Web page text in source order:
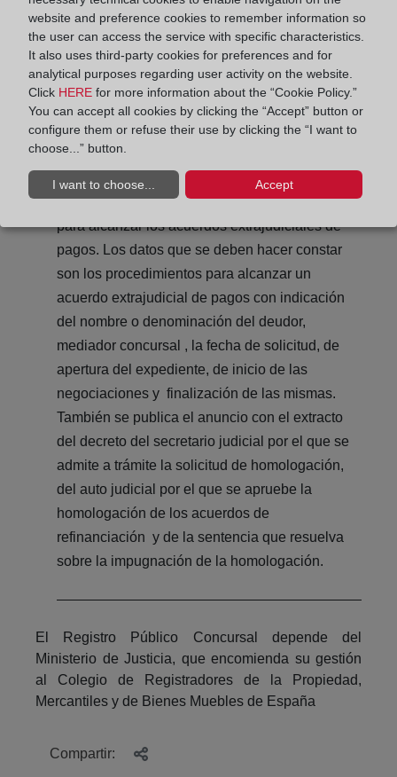
información ha de hacerse por parte de los
registradores por procedimientos telemáticos
con firma electrónica.
Acuerdos extrajudiciales
contiene la información precisa sobre la
iniciación y finalización de los procedimientos
para alcanzar los acuerdos extrajudiciales de
pagos. Los datos que se deben hacer constar
son los procedimientos para alcanzar un
acuerdo extrajudicial de pagos con indicación
del nombre o denominación del deudor,
mediador concursal , la fecha de solicitud, de
apertura del expediente, de inicio de las
negociaciones y finalización de las mismas.
También se publica el anuncio con el extracto
del decreto del secretario judicial por el que se
admite a trámite la solicitud de homologación,
del auto judicial por el que se apruebe la
homologación de los acuerdos de
refinanciación y de la sentencia que resuelva
sobre la impugnación de la homologación.
El Registro Público Concursal depende del
Ministerio de Justicia, que encomienda su gestión
al Colegio de Registradores de la Propiedad,
Mercantiles y de Bienes Muebles de España
Compartir:
website and preference cookies to remember information so
the user can access the service with specific characteristics.
It also uses third-party cookies for preferences and for
analytical purposes regarding user activity on the website.
Click HERE for more information about the “Cookie Policy.”
You can accept all cookies by clicking the “Accept” button or
configure them or refuse their use by clicking the “I want to
choose...” button.
I want to choose... Accept